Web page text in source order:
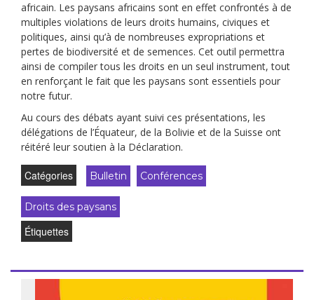
africain. Les paysans africains sont en effet confrontés à de
multiples violations de leurs droits humains, civiques et
politiques, ainsi qu’à de nombreuses expropriations et
pertes de biodiversité et de semences. Cet outil permettra
ainsi de compiler tous les droits en un seul instrument, tout
en renforçant le fait que les paysans sont essentiels pour
notre futur.
Au cours des débats ayant suivi ces présentations, les
délégations de l’Équateur, de la Bolivie et de la Suisse ont
réitéré leur soutien à la Déclaration.
Catégories Bulletin Conférences
Droits des paysans
Étiquettes